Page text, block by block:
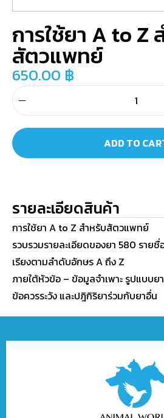
การใช้ยา A to Z
สัตวแพทย์
650.00 ฿
ADD TO
รายละเอียดสินค้า
การใช้ยา A to Z สำหรับสัตวแพทย์
รวบรวมรายละเอียดของยา 580 รายชื่
เรียงตามลำดับอักษร A ถึง Z
ภายใต้หัวข้อ – ข้อมูลจำเพาะ รูปแบบย
ข้อควรระวัง และปฎิกิริยาร่วมกับยาอื่น